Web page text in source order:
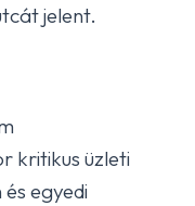
jelent.
kritikus üzleti
egyedi